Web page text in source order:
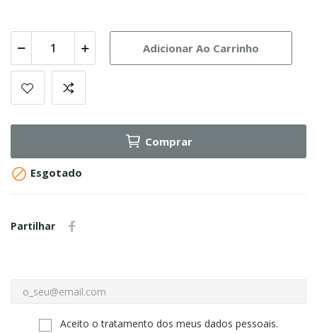
Adicionar Ao Carrinho
Comprar
 Esgotado
Partilhar
Aceito o tratamento dos meus dados pessoais.